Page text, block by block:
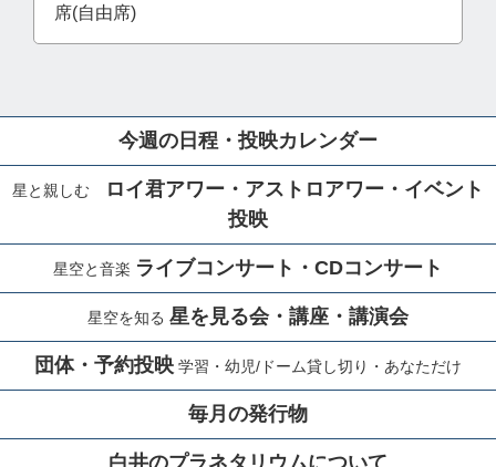
席(自由席)
今週の日程・投映カレンダー
星と親しむ
ロイ君アワー・アストロアワー・イベント
投映
星空と音楽 ライブコンサート・CDコンサート
星空を知る 星を見る会・講座・講演会
団体・予約投映 学習・幼児/ドーム貸し切り・あなただけ
毎月の発行物
白井のプラネタリウムについて